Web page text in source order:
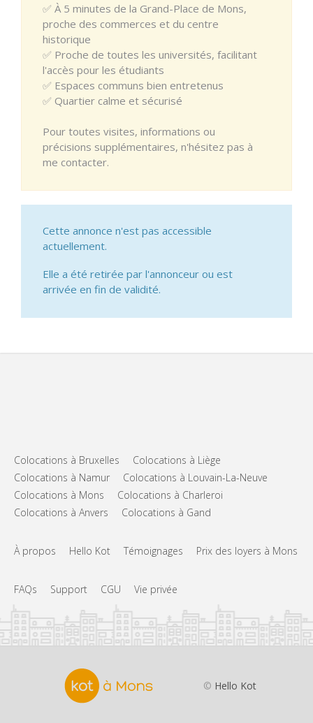
✅ À 5 minutes de la Grand-Place de Mons,
proche des commerces et du centre
historique
✅ Proche de toutes les universités, facilitant
l'accès pour les étudiants
✅ Espaces communs bien entretenus
✅ Quartier calme et sécurisé
Pour toutes visites, informations ou
précisions supplémentaires, n'hésitez pas à
me contacter.
Cette annonce n'est pas accessible
actuellement.
Elle a été retirée par l'annonceur ou est
arrivée en fin de validité.
Colocations à Bruxelles
Colocations à Liège
Colocations à Namur
Colocations à Louvain-La-Neuve
Colocations à Mons
Colocations à Charleroi
Colocations à Anvers
Colocations à Gand
À propos Hello Kot Témoignages Prix des loyers à Mons
FAQs Support CGU Vie privée
© Hello Kot